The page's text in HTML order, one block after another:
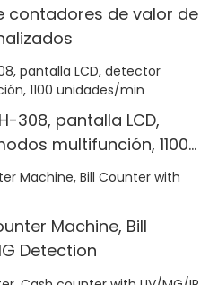
contadores de valor de
308, pantalla LCD,
multifunción, 1100
Machine, Bill
Detection